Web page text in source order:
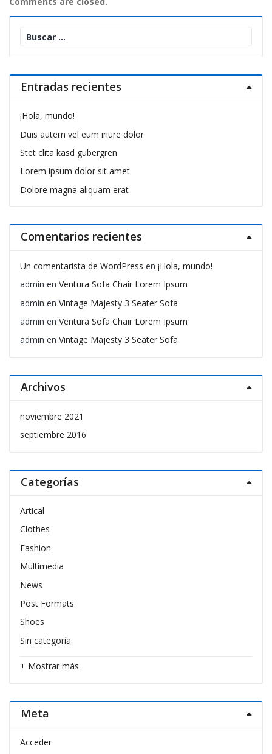
Buscar:
Entradas recientes
¡Hola, mundo!
Duis autem vel eum iriure dolor
Stet clita kasd gubergren
Lorem ipsum dolor sit amet
Dolore magna aliquam erat
Comentarios recientes
Un comentarista de WordPress en ¡Hola, mundo!
admin en Ventura Sofa Chair Lorem Ipsum
admin en Vintage Majesty 3 Seater Sofa
admin en Ventura Sofa Chair Lorem Ipsum
admin en Vintage Majesty 3 Seater Sofa
Archivos
noviembre 2021
septiembre 2016
Categorías
Artical
Clothes
Fashion
Multimedia
News
Post Formats
Shoes
Sin categoría
+ Mostrar más
Meta
Acceder